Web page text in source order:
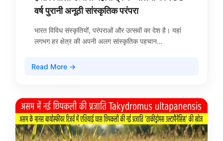
वर्ष पुरानी अनूठी सांस्कृतिक परंपरा
भारत विविध संस्कृतियों, परंपराओं और उत्सवों का देश है। यहां
लगभग हर क्षेत्र की अपनी अलग सांस्कृतिक पहचान…
Read More →